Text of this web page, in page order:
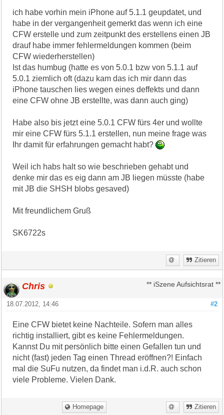
ich habe vorhin mein iPhone auf 5.1.1 geupdatet, und
habe in der vergangenheit gemerkt das wenn ich eine
CFW erstelle und zum zeitpunkt des erstellens einen JB
drauf habe immer fehlermeldungen kommen (beim
CFW wiederherstellen)
Ist das humbug (hatte es von 5.0.1 bzw von 5.1.1 auf
5.0.1 ziemlich oft (dazu kam das ich mir dann das
iPhone tauschen lies wegen eines deffekts und dann
eine CFW ohne JB erstellte, was dann auch ging)
Habe also bis jetzt eine 5.0.1 CFW fürs 4er und wollte
mir eine CFW fürs 5.1.1 erstellen, nun meine frage was
Ihr damit für erfahrungen gemacht habt?
Weil ich habs halt so wie beschrieben gehabt und
denke mir das es eig dann am JB liegen müsste (habe
mit JB die SHSH blobs gesaved)
Mit freundlichem Gruß
SK6722s
Zitieren
Chris ** iSzene Aufsichtsrat **
#2
18.07.2012, 14:46
Eine CFW bietet keine Nachteile. Sofern man alles
richtig installiert, gibt es keine Fehlermeldungen.
Kannst Du mit persönlich bitte einen Gefallen tun und
nicht (fast) jeden Tag einen Thread eröffnen?! Einfach
mal die SuFu nutzen, da findet man i.d.R. auch schon
viele Probleme. Vielen Dank.
Homepage Zitieren